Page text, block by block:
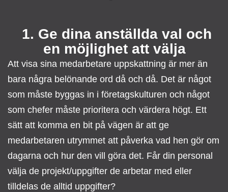
1. Ge dina anställda val och
en möjlighet att välja
Att visa sina medarbetare uppskattning är mer än
bara några belönande ord då och då. Det är något
som måste byggas in i företagskulturen och något
som chefer måste prioritera och värdera högt. Ett
sätt att komma en bit på vägen är att ge
medarbetaren utrymmet att påverka vad hen gör om
dagarna och hur den vill göra det. Får din personal
välja de projekt/uppgifter de arbetar med eller
tilldelas de alltid uppgifter?